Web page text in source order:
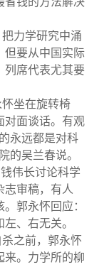
力学研究中涌
但要从中国实际
列席代表尤其要
坐在旋转椅
对面谈话。有观
永远都是对科
的吴兰春说。
伟长讨论科学
志审稿，有人
郭永怀回应：
、右无关。
之前，郭永怀
来。力学所的柳